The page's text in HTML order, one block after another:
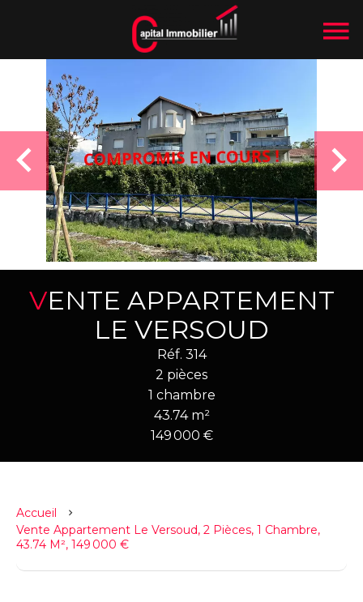
VENTE APPARTEMENT
LE VERSOUD
Réf. 314
2 pièces
1 chambre
43.74 m²
149 000 €
Accueil
Vente Appartement Le Versoud, 2 Pièces, 1 Chambre,
43.74 M², 149 000 €